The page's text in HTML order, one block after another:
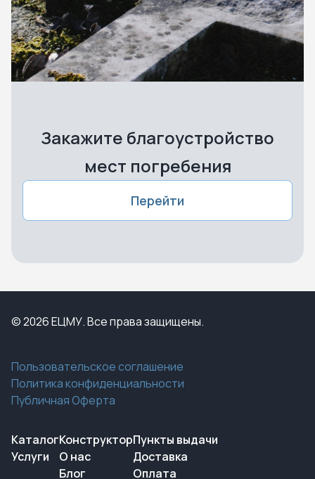
Закажите благоустройство
мест погребения
Перейти
© 2026 ЕЦМУ. Все права защищены.
Пользовательское соглашение
Политика конфиденциальности
Публичная Оферта
Каталог
Услуги
Конструктор
О нас
Блог
Пункты выдачи
Доставка
Оплата